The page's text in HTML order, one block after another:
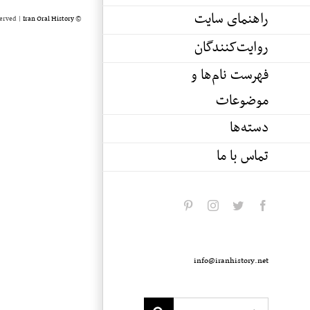
راهنمای سایت
روایت‌کنندگان
فهرست نام‌ها و
موضوعات
دسته‌ها
تماس با ما
facebook
twitter
instagram
info@iranhistory.net
© Copyright 2020 -
| Iran Oral History